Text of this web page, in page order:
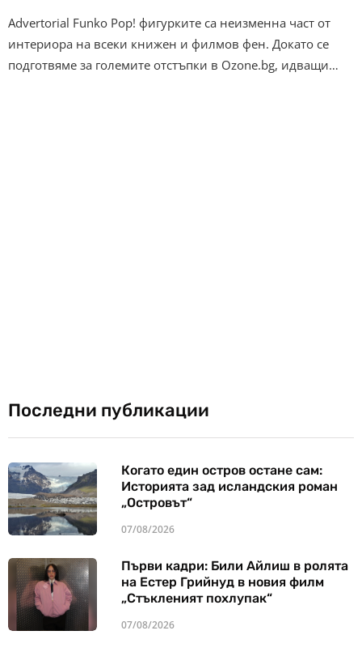
Advertorial Funko Pop! фигурките са неизменна част от
интериора на всеки книжен и филмов фен. Докато се
подготвяме за големите отстъпки в Ozone.bg, идващи…
Последни публикации
Когато един остров остане сам:
Историята зад исландския роман
„Островът“
07/08/2026
Първи кадри: Били Айлиш в ролята
на Естер Грийнуд в новия филм
„Стъкленият похлупак“
07/08/2026